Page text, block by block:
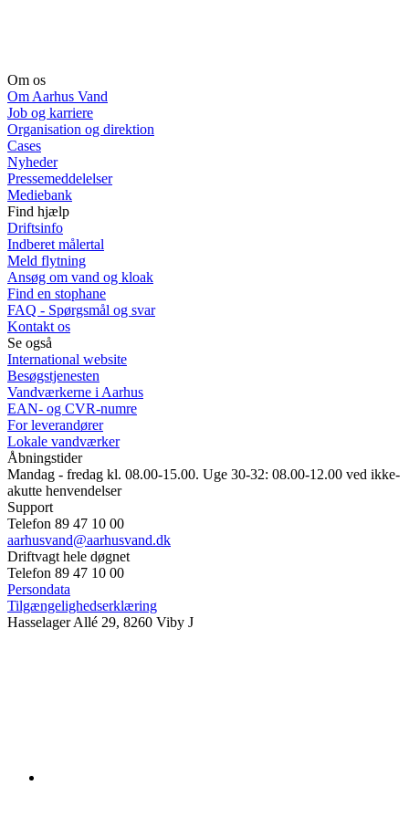
Om os
Om Aarhus Vand
Job og karriere
Organisation og direktion
Cases
Nyheder
Pressemeddelelser
Mediebank
Find hjælp
Driftsinfo
Indberet målertal
Meld flytning
Ansøg om vand og kloak
Find en stophane
FAQ - Spørgsmål og svar
Kontakt os
Se også
International website
Besøgstjenesten
Vandværkerne i Aarhus
EAN- og CVR-numre
For leverandører
Lokale vandværker
Åbningstider
Mandag - fredag kl. 08.00-15.00. Uge 30-32: 08.00-12.00 ved ikke-
akutte henvendelser
Support
Telefon 89 47 10 00
aarhusvand@aarhusvand.dk
Driftvagt hele døgnet
Telefon 89 47 10 00
Persondata
Tilgængelighedserklæring
Hasselager Allé 29, 8260 Viby J